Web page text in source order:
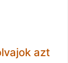
azt